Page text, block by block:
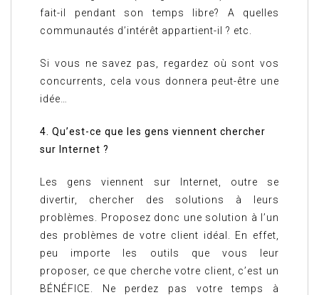
fait-il pendant son temps libre? A quelles
communautés d’intérêt appartient-il ? etc.
Si vous ne savez pas, regardez où sont vos
concurrents, cela vous donnera peut-être une
idée…
4. Qu’est-ce que les gens viennent chercher
sur Internet ?
Les gens viennent sur Internet, outre se
divertir, chercher des solutions à leurs
problèmes. Proposez donc une solution à l’un
des problèmes de votre client idéal. En effet,
peu importe les outils que vous leur
proposer, ce que cherche votre client, c’est un
BÉNÉFICE. Ne perdez pas votre temps à